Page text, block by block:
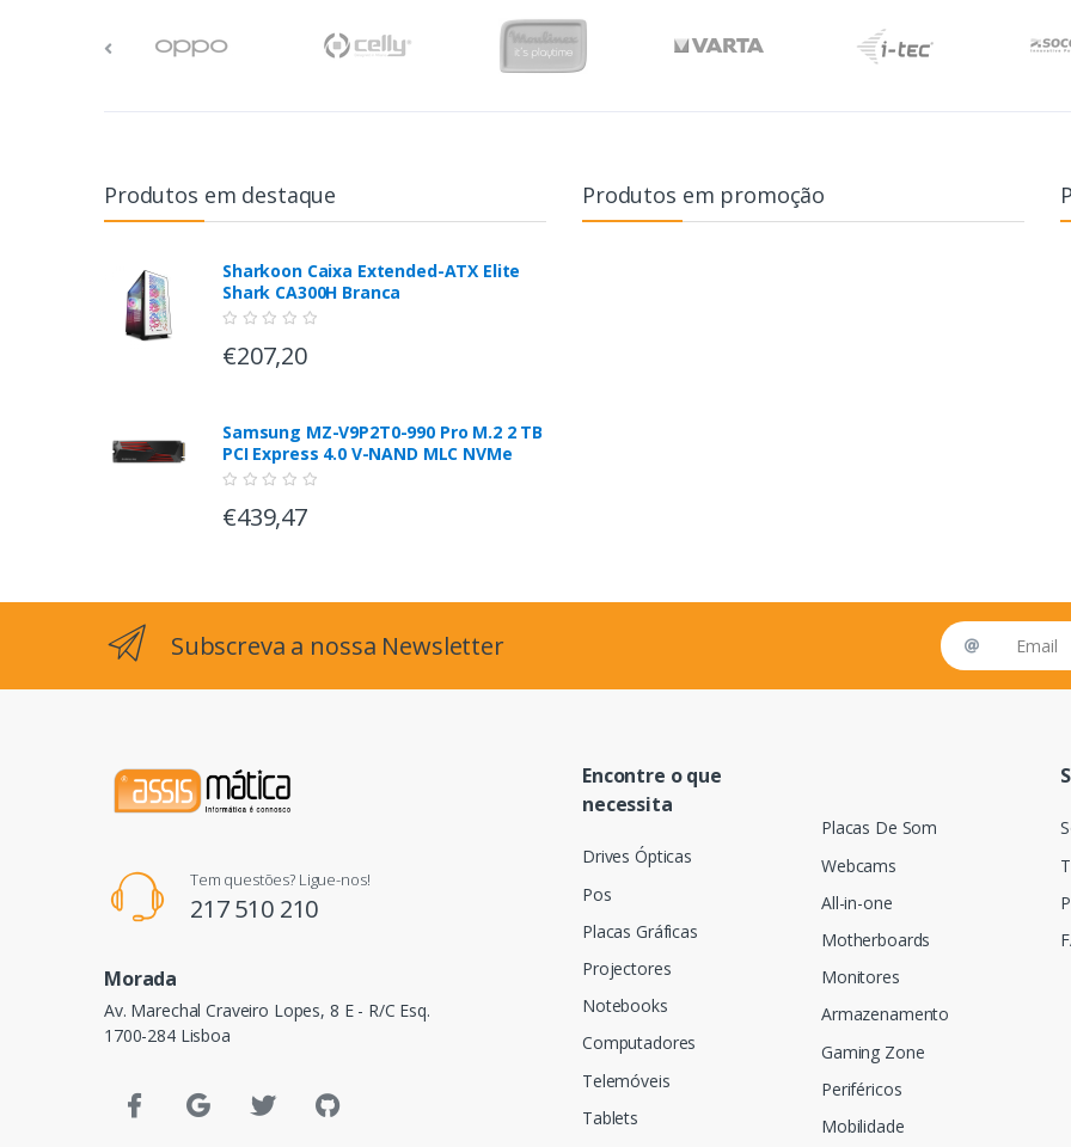
Produtos em destaque
Sharkoon Caixa Extended-ATX Elite
Shark CA300H Branca
€207,20
Samsung MZ-V9P2T0-990 Pro M.2 2 TB
PCI Express 4.0 V-NAND MLC NVMe
€439,47
Produtos em promoção
Subscreva a nossa Newsletter Email address
Tem questões? Ligue-nos!
217 510 210
Morada
Av. Marechal Craveiro Lopes, 8 E - R/C Esq.
1700-284 Lisboa
Encontre o que
necessita
Drives Ópticas
Pos
Placas Gráficas
Projectores
Notebooks
Computadores
Telemóveis
Tablets
Placas De Som
Webcams
All-in-one
Motherboards
Monitores
Armazenamento
Gaming Zone
Periféricos
Mobilidade